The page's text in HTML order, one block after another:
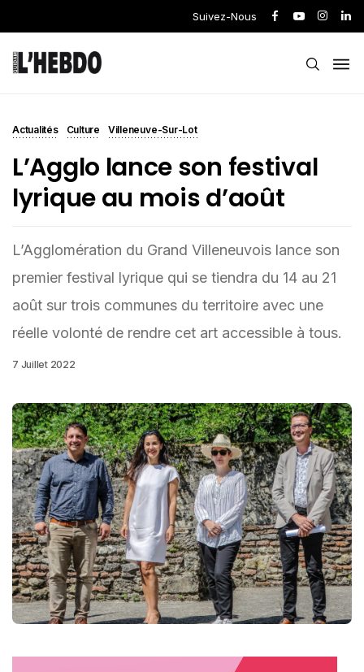
Suivez-Nous
Actualités Culture Villeneuve-Sur-Lot
L’Agglo lance son festival
lyrique au mois d’août
L’Agglomération du Grand Villeneuvois lance son
premier festival lyrique qui se tiendra du 14 au 21
août sur trois communes du territoire avec une
réelle volonté de rendre cet art accessible à tous.
7 Juillet 2022